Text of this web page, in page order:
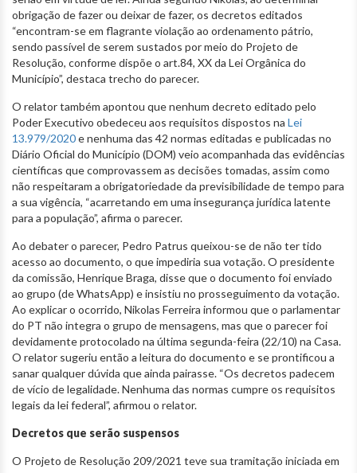
obrigação de fazer ou deixar de fazer, os decretos editados
“encontram-se em flagrante violação ao ordenamento pátrio,
sendo passível de serem sustados por meio do Projeto de
Resolução, conforme dispõe o art.84, XX da Lei Orgânica do
Município”, destaca trecho do parecer.
O relator também apontou que nenhum decreto editado pelo
Poder Executivo obedeceu aos requisitos dispostos na Lei
13.979/2020e nenhuma das 42 normas editadas e publicadas no
Diário Oficial do Município (DOM) veio acompanhada das evidências
científicas que comprovassem as decisões tomadas, assim como
não respeitaram a obrigatoriedade da previsibilidade de tempo para
a sua vigência, “acarretando em uma insegurança jurídica latente
para a população”, afirma o parecer.
Ao debater o parecer, Pedro Patrus queixou-se de não ter tido
acesso ao documento, o que impediria sua votação. O presidente
da comissão, Henrique Braga, disse que o documento foi enviado
ao grupo (de WhatsApp) e insistiu no prosseguimento da votação.
Ao explicar o ocorrido, Nikolas Ferreira informou que o parlamentar
do PT não integra o grupo de mensagens, mas que o parecer foi
devidamente protocolado na última segunda-feira (22/10) na Casa.
O relator sugeriu então a leitura do documento e se prontificou a
sanar qualquer dúvida que ainda pairasse. “Os decretos padecem
de vício de legalidade. Nenhuma das normas cumpre os requisitos
legais da lei federal”, afirmou o relator.
Decretos que serão suspensos
O Projeto de Resolução 209/2021 teve sua tramitação iniciada em